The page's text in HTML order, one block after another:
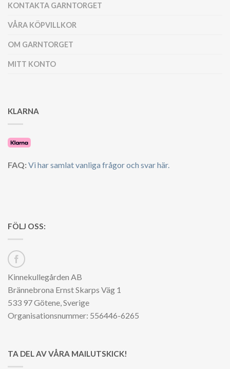
KONTAKTA GARNTORGET
VÅRA KÖPVILLKOR
OM GARNTORGET
MITT KONTO
KLARNA
FAQ:Vi har samlat vanliga frågor och svar här.
FÖLJ OSS:
Kinnekullegården AB
Brännebrona Ernst Skarps Väg 1
533 97 Götene, Sverige
Organisationsnummer: 556446-6265
TA DEL AV VÅRA MAILUTSKICK!